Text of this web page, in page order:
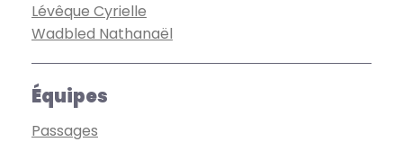
Lévêque Cyrielle
Wadbled Nathanaël
Équipes
Passages